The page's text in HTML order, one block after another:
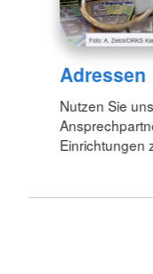
Adressen
Nutzen Sie
Einrichtungen